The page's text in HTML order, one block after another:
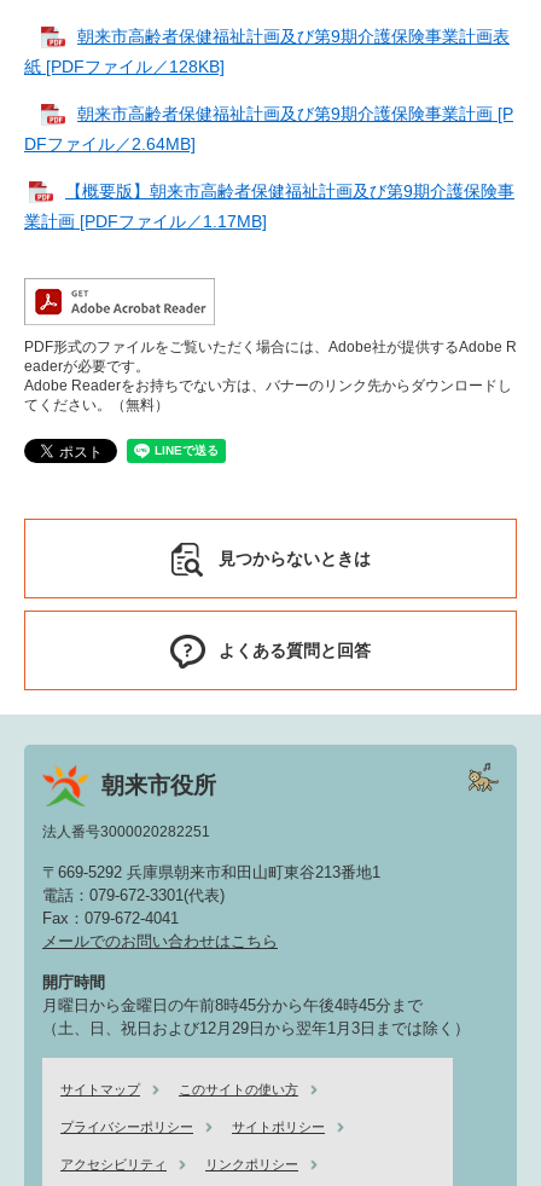
朝来市高齢者保健福祉計画及び第9期介護保険事業計画表
紙 [PDFファイル／128KB]
朝来市高齢者保健福祉計画及び第9期介護保険事業計画 [P
DFファイル／2.64MB]
【概要版】朝来市高齢者保健福祉計画及び第9期介護保険事
業計画 [PDFファイル／1.17MB]
PDF形式のファイルをご覧いただく場合には、Adobe社が提供するAdobe R
eaderが必要です。
Adobe Readerをお持ちでない方は、バナーのリンク先からダウンロードし
てください。（無料）
見つからないときは
よくある質問と回答
朝来市役所
法人番号3000020282251
〒669-5292 兵庫県朝来市和田山町東谷213番地1
電話：079-672-3301(代表)
Fax：079-672-4041
メールでのお問い合わせはこちら
開庁時間
月曜日から金曜日の午前8時45分から午後4時45分まで
（土、日、祝日および12月29日から翌年1月3日までは除く）
サイトマップ このサイトの使い方
プライバシーポリシー サイトポリシー
アクセシビリティ リンクポリシー